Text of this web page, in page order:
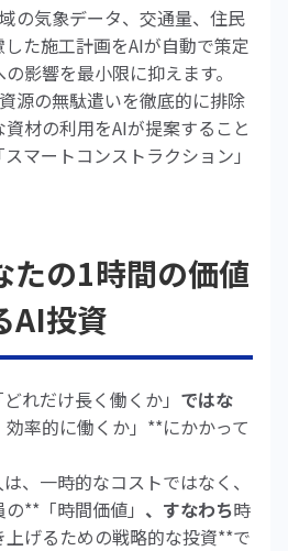
の気象データ、交通量、住民
た施工計画をAIが自動で策定
影響を最小限に抑えます。
資源の無駄遣いを徹底的に排除
材の利用をAIが提案すること
マートコンストラクション」
たの1時間の価値
AI投資
れだけ長く働くか」 ではな
効率的に働くか」**にかかって
、一時的なコストではなく、
**「時間価値」 、すなわち時
げるための戦略的な投資**で